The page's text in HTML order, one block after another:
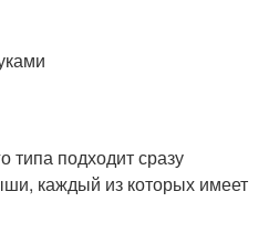
типа подходит сразу
каждый из которых имеет